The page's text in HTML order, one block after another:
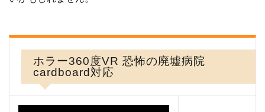
ホラー360度VR 恐怖の廃墟病院
cardboard対応